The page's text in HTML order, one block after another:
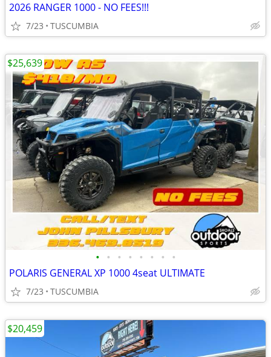
2026 RANGER 1000 - NO FEES!!!
7/23 TUSCUMBIA
• • • • • • • •
POLARIS GENERAL XP 1000 4seat ULTIMATE
7/23 TUSCUMBIA
$25,639
$20,459